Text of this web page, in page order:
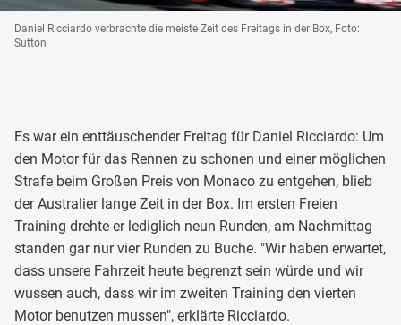
Daniel Ricciardo verbrachte die meiste Zeit des Freitags in der Box, Foto:
Sutton
Es war ein enttäuschender Freitag für Daniel Ricciardo: Um
den Motor für das Rennen zu schonen und einer möglichen
Strafe beim Großen Preis von Monaco zu entgehen, blieb
der Australier lange Zeit in der Box. Im ersten Freien
Training drehte er lediglich neun Runden, am Nachmittag
standen gar nur vier Runden zu Buche. "Wir haben erwartet,
dass unsere Fahrzeit heute begrenzt sein würde und wir
wussen auch, dass wir im zweiten Training den vierten
Motor benutzen mussen", erklärte Ricciardo.